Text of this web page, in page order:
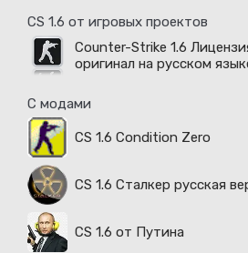
CS 1.6 от игровых проектов
Counter-Strike 1.6
оригинал на русском
С модами
CS 1.6 Condition Zero
CS 1.6 Сталкер русская
CS 1.6 от Путина